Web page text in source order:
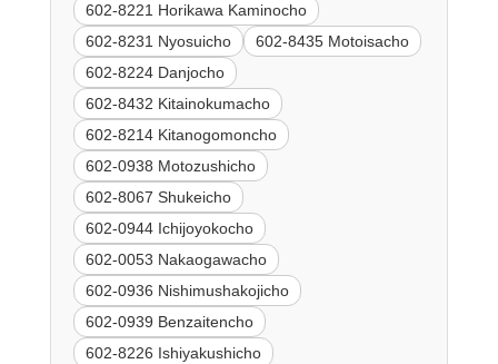
602-8221 Horikawa Kaminocho
602-8231 Nyosuicho
602-8435 Motoisacho
602-8224 Danjocho
602-8432 Kitainokumacho
602-8214 Kitanogomoncho
602-0938 Motozushicho
602-8067 Shukeicho
602-0944 Ichijoyokocho
602-0053 Nakaogawacho
602-0936 Nishimushakojicho
602-0939 Benzaitencho
602-8226 Ishiyakushicho